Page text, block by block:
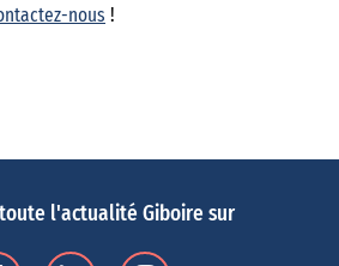
nous !
l'actualité Giboire sur